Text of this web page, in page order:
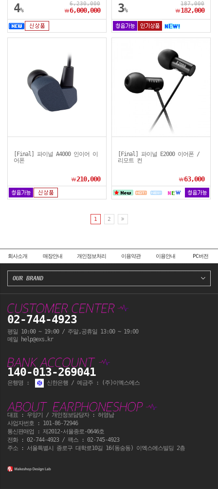
4%
6,230,000
￦6,000,000 3%
187,000
￦182,000
[Final] 파이널 A4000 인이어 이
어폰
￦210,000
[Final] 파이널 E2000 이어폰 /
리모트 컨
￦63,000
1 2
회사소개 매장안내 개인정보처리 이용약관 이용안내 PC버전
OUR BRAND
02-744-4923
평일 10:00 ~ 19:00 / 주말,공휴일 13:00 ~ 19:00
메일 help@exs.kr
140-013-269041
은행명 : 신한은행 / 예금주 : (주)이엑스에스
대표 : 우양기 / 개인정보담당자 : 허영남
사업자번호 : 101-86-72946
통신판매업 : 제2012-서울종로-0646호
전화 :02-744-4923/ 팩스 : 02-745-4923
주소 : 서울특별시 종로구 대학로10길 16(동숭동) 이엑스에스빌딩 2층